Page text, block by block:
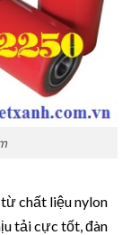
chất liệu nylon
tải cực tốt, đàn